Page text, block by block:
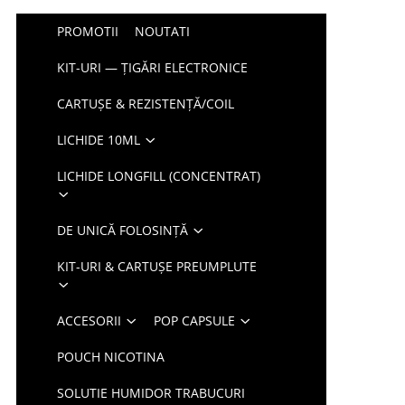
PROMOTII NOUTATI
KIT-URI — ȚIGĂRI ELECTRONICE
CARTUȘE & REZISTENȚĂ/COIL
LICHIDE 10ML
LICHIDE LONGFILL (CONCENTRAT)
DE UNICĂ FOLOSINȚĂ
KIT-URI & CARTUȘE PREUMPLUTE
ACCESORII POP CAPSULE
POUCH NICOTINA
SOLUTIE HUMIDOR TRABUCURI